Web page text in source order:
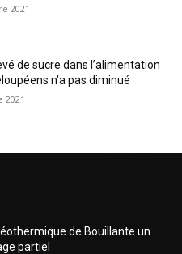
2021
de sucre dans l’alimentation
n’a pas diminué
2021
de Bouillante un
partiel